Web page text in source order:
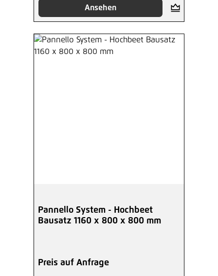
Ansehen
Pannello System - Hochbeet
Bausatz 1160 x 800 x 800 mm
Preis auf Anfrage